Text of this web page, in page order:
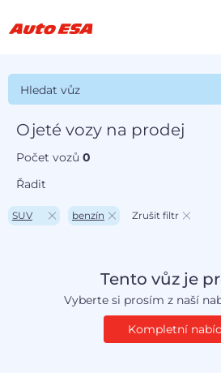
Hledat vůz
Ojeté vozy na prodej
Počet vozů0
Řadit
SUV benzín Zrušit filtr
Tento vůz je
Vyberte si prosím z naší
Kompletní